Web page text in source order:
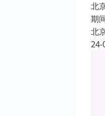
北
期
北
24-